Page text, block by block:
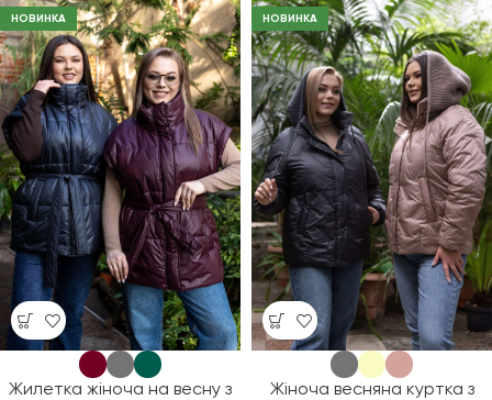
НОВИНКА
Жилетка жіноча на весну з
НОВИНКА
Жіноча весняна куртка з